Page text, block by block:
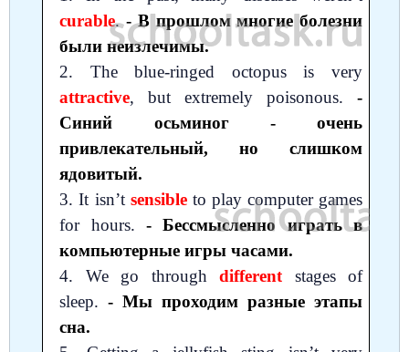
curable.- В прошлом многие болезни
были неизлечимы.
2. The blue-ringed octopus is very
attractive, but extremely poisonous. -
Синий осьминог - очень
привлекательный, но слишком
ядовитый.
3. It isn’t sensibleto play computer games
for hours. - Бессмысленно играть в
компьютерные игры часами.
4. We go throughdifferent stages of
sleep. - Мы проходим разные этапы
сна.